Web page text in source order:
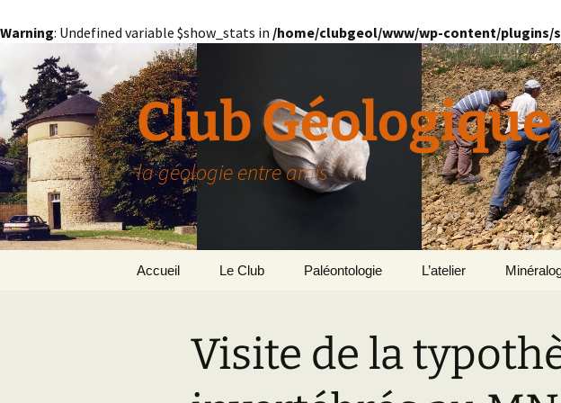
Warning: Undefined variable $show_stats in /home/clubgeol/www/wp-content/plugins/
au
contenu
Club
la géologie entre amis
Accueil Le Club
Paris
Paléontologie
Le Bassin Parisien
Bassin
GRIGNON – 78 Le Domaine
L’atelier
Visite de la